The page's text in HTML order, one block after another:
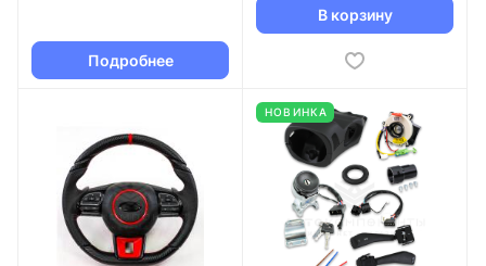
Подробнее
В корзину
НОВИНКА